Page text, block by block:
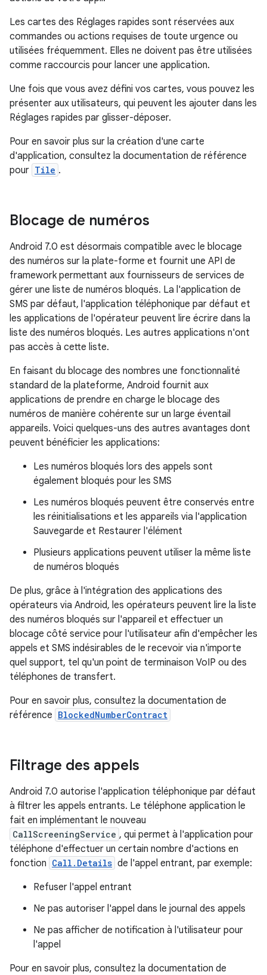
Les cartes des Réglages rapides sont réservées aux
commandes ou actions requises de toute urgence ou
utilisées fréquemment. Elles ne doivent pas être utilisées
comme raccourcis pour lancer une application.
Une fois que vous avez défini vos cartes, vous pouvez les
présenter aux utilisateurs, qui peuvent les ajouter dans les
Réglages rapides par glisser-déposer.
Pour en savoir plus sur la création d'une carte
d'application, consultez la documentation de référence
pour Tile .
Blocage de numéros
Android 7.0 est désormais compatible avec le blocage
des numéros sur la plate-forme et fournit une API de
framework permettant aux fournisseurs de services de
gérer une liste de numéros bloqués. La l'application de
SMS par défaut, l'application téléphonique par défaut et
les applications de l'opérateur peuvent lire écrire dans la
liste des numéros bloqués. Les autres applications n'ont
pas accès à cette liste.
En faisant du blocage des nombres une fonctionnalité
standard de la plateforme, Android fournit aux
applications de prendre en charge le blocage des
numéros de manière cohérente sur un large éventail
appareils. Voici quelques-uns des autres avantages dont
peuvent bénéficier les applications:
Les numéros bloqués lors des appels sont
également bloqués pour les SMS
Les numéros bloqués peuvent être conservés entre
les réinitialisations et les appareils via l'application
Sauvegarde et Restaurer l'élément
Plusieurs applications peuvent utiliser la même liste
de numéros bloqués
De plus, grâce à l'intégration des applications des
opérateurs via Android, les opérateurs peuvent lire la liste
des numéros bloqués sur l'appareil et effectuer un
blocage côté service pour l'utilisateur afin d'empêcher les
appels et SMS indésirables de le recevoir via n'importe
quel support, tel qu'un point de terminaison VoIP ou des
téléphones de transfert.
Pour en savoir plus, consultez la documentation de
référence BlockedNumberContract
Filtrage des appels
Android 7.0 autorise l'application téléphonique par défaut
à filtrer les appels entrants. Le téléphone application le
fait en implémentant le nouveau
CallScreeningService , qui permet à l'application pour
téléphone d'effectuer un certain nombre d'actions en
fonction Call.Details de l'appel entrant, par exemple:
Refuser l'appel entrant
Ne pas autoriser l'appel dans le journal des appels
Ne pas afficher de notification à l'utilisateur pour
l'appel
Pour en savoir plus, consultez la documentation de